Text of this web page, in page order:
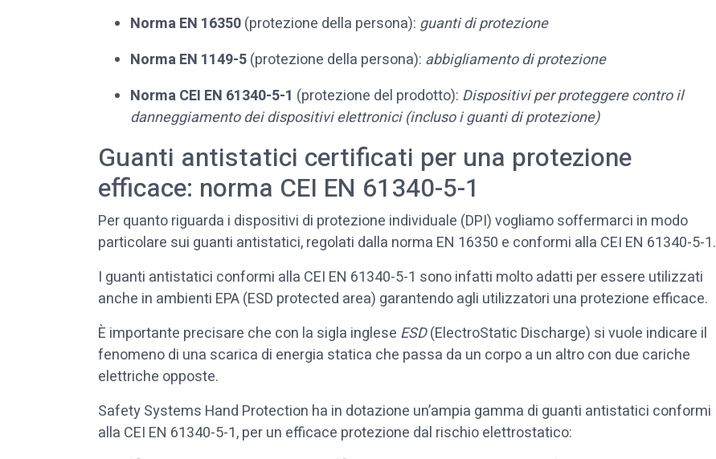
Norma EN 16350(protezione della persona): guanti di protezione
Norma EN 1149-5(protezione della persona): abbigliamento di protezione
Norma CEI EN 61340-5-1 (protezione del prodotto): Dispositivi per proteggere contro il
danneggiamento dei dispositivi elettronici (incluso i guanti di protezione)
Guanti antistatici certificati per una protezione
efficace: norma CEI EN 61340-5-1
Per quanto riguarda i dispositivi di protezione individuale (DPI) vogliamo soffermarci in modo
particolare sui guanti antistatici, regolati dalla norma EN 16350 e conformi alla CEI EN 61340-5-1.
I guanti antistatici conformi alla CEI EN 61340-5-1 sono infatti molto adatti per essere utilizzati
anche in ambienti EPA (ESD protected area) garantendo agli utilizzatori una protezione efficace.
È importante precisare che con la sigla inglese ESD(ElectroStatic Discharge) si vuole indicare il
fenomeno di una scarica di energia statica che passa da un corpo a un altro con due cariche
elettriche opposte.
Safety Systems Hand Protection ha in dotazione un’ampia gamma di guanti antistatici conformi
alla CEI EN 61340-5-1, per un efficace protezione dal rischio elettrostatico: